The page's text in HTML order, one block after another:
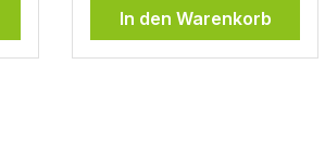
In den Warenkorb